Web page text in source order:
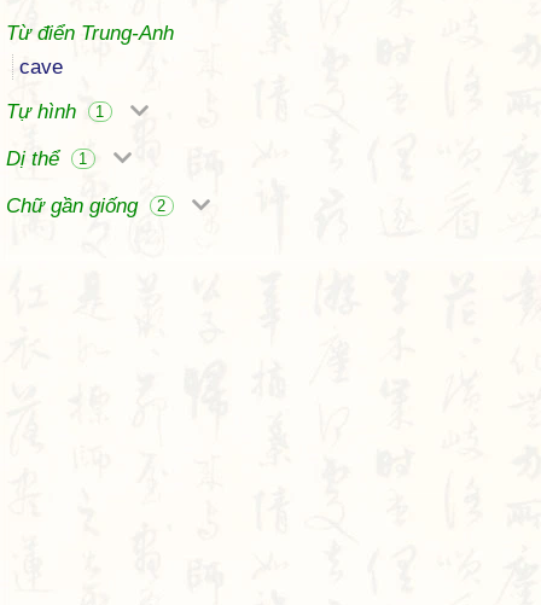
Từ điển Trung-Anh
cave
Tự hình
1
Dị thể 1
Chữ gần giống 2